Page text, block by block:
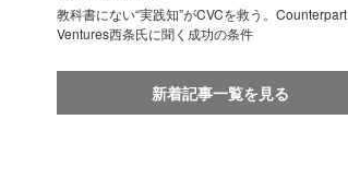
教科書にない“実践知”がCVCを救う。Counterpart
Ventures西条氏に聞く成功の条件
新着記事一覧を見る